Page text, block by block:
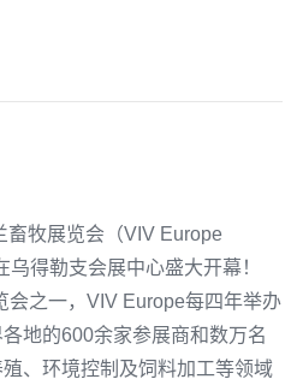
畜牧展览会（VIV Europe
得勒支会展中心盛大开幕！
会之一，VIV Europe每四年举办
地的600余家参展商和数万名
、环境控制及饲料加工等领域